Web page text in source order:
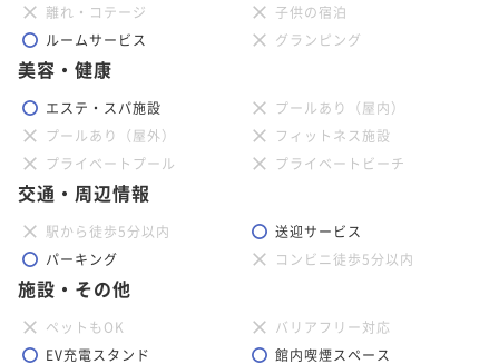
離れ・コテージ
子供の宿泊
ルームサービス
グランピング
美容・健康
エステ・スパ施設
プールあり（屋内）
プールあり（屋外）
フィットネス施設
プライベートプール
プライベートビーチ
交通・周辺情報
駅から徒歩5分以内
送迎サービス
パーキング
コンビニ徒歩5分以内
施設・その他
ペットもOK
バリアフリー対応
EV充電スタンド
館内喫煙スペース